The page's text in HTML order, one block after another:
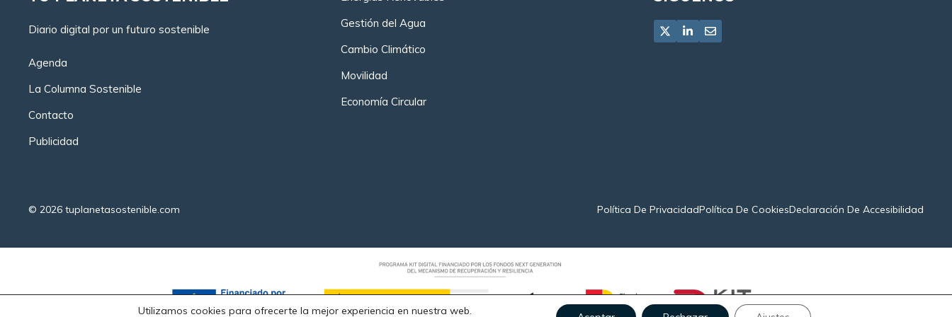
Diario digital por un futuro sostenible
Agenda
La Columna Sostenible
Contacto
Publicidad
Gestión del Agua
Cambio Climático
Movilidad
Economía Circular
© 2026 tuplanetasostenible.com Política De PrivacidadPolítica De CookiesDeclaración De Accesibilidad
Utilizamos cookies para ofrecerte la mejor experiencia en nuestra web.